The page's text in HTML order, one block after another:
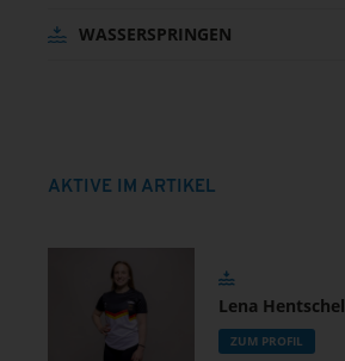
WASSERSPRINGEN
AKTIVE IM ARTIKEL
Lena Hentschel
ZUM PROFIL